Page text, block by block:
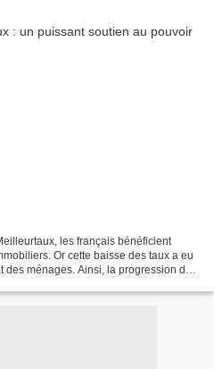
les français bénéficient
Or cette baisse des taux a eu
ménages. Ainsi, la progression du